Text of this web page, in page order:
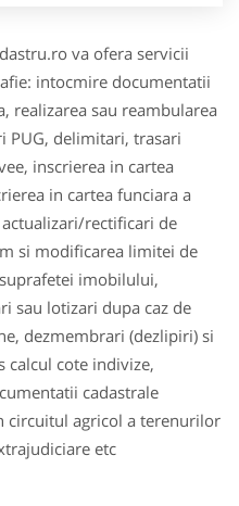
va ofera servicii
intocmire documentatii
realizarea sau reambularea
PUG, delimitari, trasari
inscrierea in cartea
in cartea funciara a
rectificari de
si modificarea limitei de
imobilului,
sau lotizari dupa caz de
dezmembrari (dezlipiri) si
calcul cote indivize,
cadastrale
circuitul agricol a terenurilor
etc